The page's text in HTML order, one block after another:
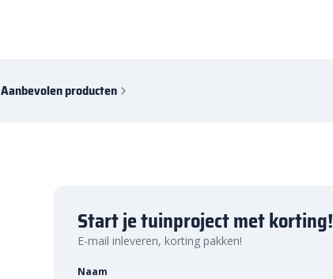
Aanbevolen producten
Start je tuinproject met korting!
E-mail inleveren, korting pakken!
Naam